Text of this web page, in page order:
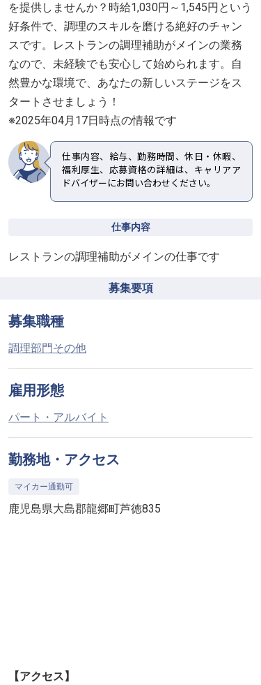
を提供しませんか？時給1,030円～1,545円という
好条件で、調理のスキルを磨ける絶好のチャン
スです。レストランの調理補助がメインの業務
なので、未経験でも安心して始められます。自
然豊かな環境で、あなたの新しいステージをス
タートさせましょう！
※2025年04月17日時点の情報です
仕事内容、給与、勤務時間、休日・休暇、
福利厚生、応募資格の詳細は、キャリアア
ドバイザーにお問い合わせください。
仕事内容
レストランの調理補助がメインの仕事です
募集要項
募集職種
調理部門その他
雇用形態
パート・アルバイト
勤務地・アクセス
マイカー通勤可
鹿児島県大島郡龍郷町芦徳835
【アクセス】